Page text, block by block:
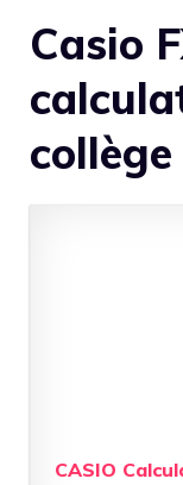
Casio
collège
CASIO